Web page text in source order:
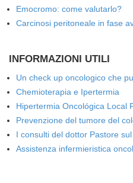
Emocromo: come valutarlo?
Carcinosi peritoneale in fase
INFORMAZIONI UTILI
Un check up oncologico che
Chemioterapia e Ipertermia
Hipertermia Oncológica Local
Prevenzione del tumore del
I consulti del dottor Pastore
Assistenza infermieristica